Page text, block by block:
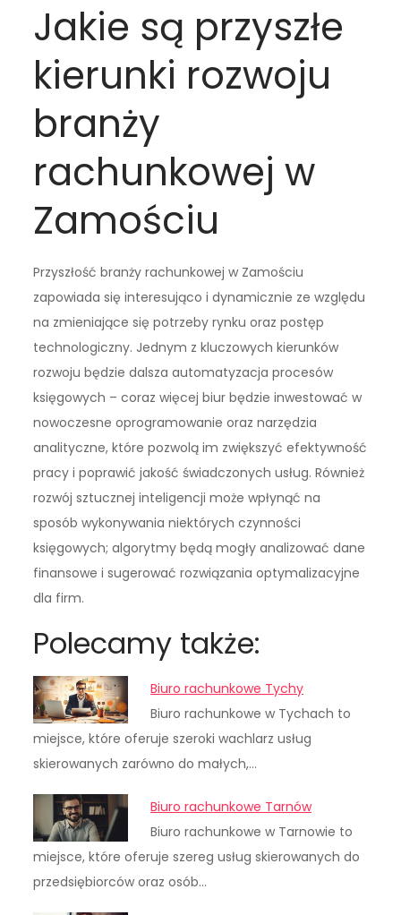
Jakie są przyszłe
kierunki rozwoju
branży
rachunkowej w
Zamościu
Przyszłość branży rachunkowej w Zamościu
zapowiada się interesująco i dynamicznie ze względu
na zmieniające się potrzeby rynku oraz postęp
technologiczny. Jednym z kluczowych kierunków
rozwoju będzie dalsza automatyzacja procesów
księgowych – coraz więcej biur będzie inwestować w
nowoczesne oprogramowanie oraz narzędzia
analityczne, które pozwolą im zwiększyć efektywność
pracy i poprawić jakość świadczonych usług. Również
rozwój sztucznej inteligencji może wpłynąć na
sposób wykonywania niektórych czynności
księgowych; algorytmy będą mogły analizować dane
finansowe i sugerować rozwiązania optymalizacyjne
dla firm.
Polecamy także:
Biuro rachunkowe Tychy
Biuro rachunkowe w Tychach to
miejsce, które oferuje szeroki wachlarz usług
skierowanych zarówno do małych,…
Biuro rachunkowe Tarnów
Biuro rachunkowe w Tarnowie to
miejsce, które oferuje szereg usług skierowanych do
przedsiębiorców oraz osób…